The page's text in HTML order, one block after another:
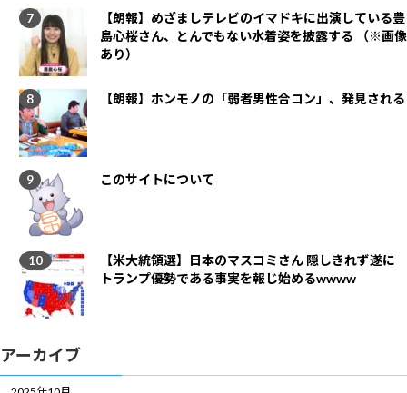
【朗報】めざましテレビのイマドキに出演している豊
島心桜さん、とんでもない水着姿を披露する （※画像
あり）
【朗報】ホンモノの「弱者男性合コン」、発見される
このサイトについて
【米大統領選】日本のマスコミさん 隠しきれず遂に
トランプ優勢である事実を報じ始めるwwww
アーカイブ